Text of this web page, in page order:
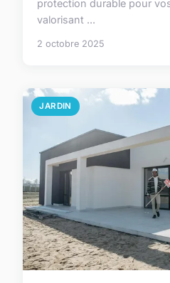
protection durable pour
valorisant ...
2 octobre 2025
JARDIN